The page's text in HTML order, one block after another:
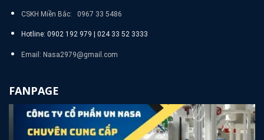
CSKH Miền Bắc: 0967 33 5486
Hotline: 0902 192 979 | 024 33 52 3333
Email: Nasa2979@gmail.com
FANPAGE